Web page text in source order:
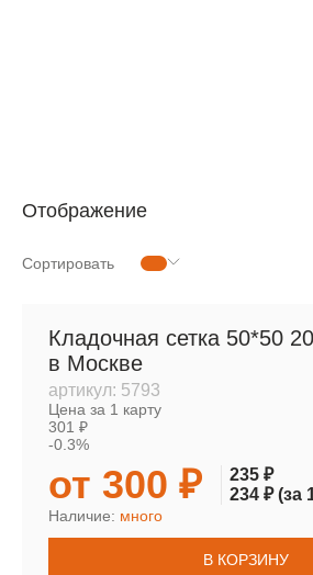
Отображение
Сортировать
Кладочная сетка 50*50
в Москве
артикул: 5793
Цена за 1 карту
301 ₽
-0.3%
от 300 ₽
235 ₽
234 ₽(за
Наличие: много
В КОРЗИНУ